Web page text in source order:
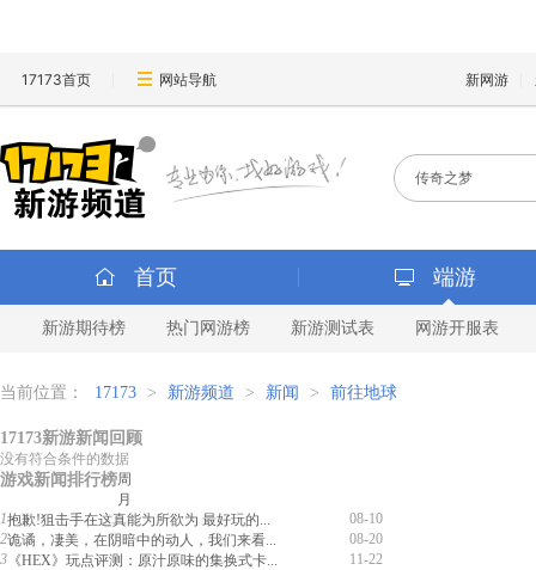
17173首页 网站导航 新网游
首页 端游
新游期待榜 热门网游榜 新游测试表 网游开服表
当前位置： 17173 > 新游频道 > 新闻 > 前往地球
17173新游新闻回顾
没有符合条件的数据
游戏新闻排行榜周
月
1
08-10
抱歉!狙击手在这真能为所欲为 最好玩的...
2
08-20
诡谲，凄美，在阴暗中的动人，我们来看...
3
11-22
《HEX》玩点评测：原汁原味的集换式卡...